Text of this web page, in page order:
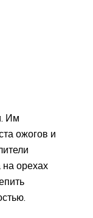
Им
ожогов и
на орехах